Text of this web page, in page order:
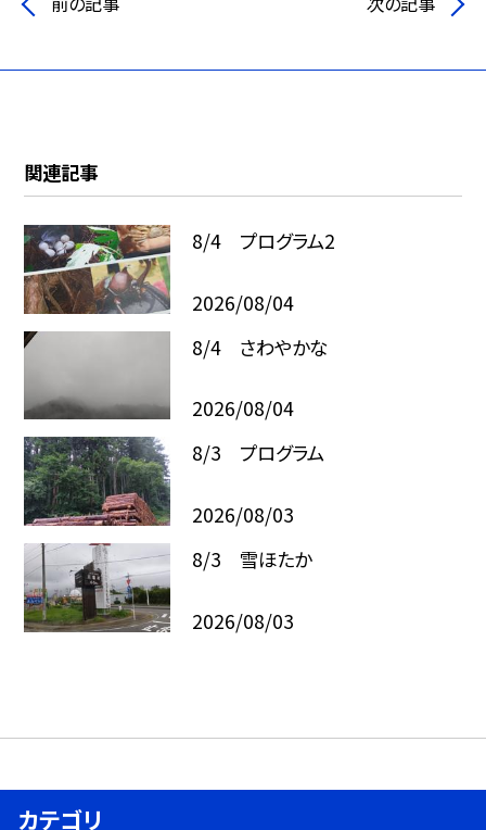
関連記事
8/4 プログラム2
2026/08/04
8/4 さわやかな
2026/08/04
8/3 プログラム
2026/08/03
8/3 雪ほたか
2026/08/03
カテゴリ